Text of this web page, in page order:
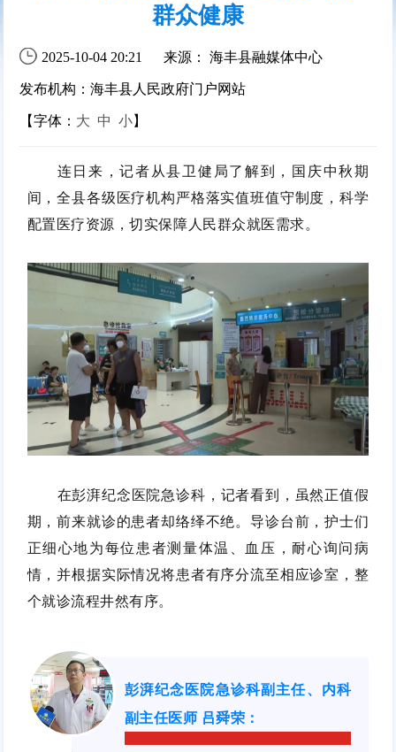
群众健康
2025-10-04 20:21 来源： 海丰县融媒体中心
发布机构：海丰县人民政府门户网站
【字体： 大 中 小】
连日来，记者从县卫健局了解到，国庆中秋期
间，全县各级医疗机构严格落实值班值守制度，科学
配置医疗资源，切实保障人民群众就医需求。
在彭湃纪念医院急诊科，记者看到，虽然正值假
期，前来就诊的患者却络绎不绝。导诊台前，护士们
正细心地为每位患者测量体温、血压，耐心询问病
情，并根据实际情况将患者有序分流至相应诊室，整
个就诊流程井然有序。
彭湃纪念医院急诊科副主任、内科
副主任医师 吕舜荣 ：